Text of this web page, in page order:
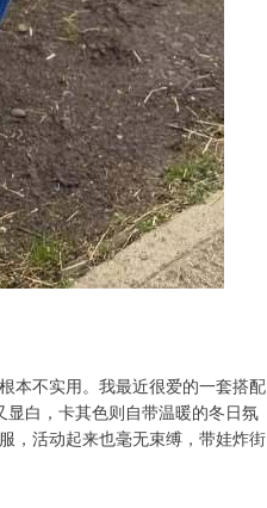
本不实用。我最近很爱的一套搭配
白，卡其色则自带温暖的冬日氛
，活动起来也毫无束缚，带娃炸街